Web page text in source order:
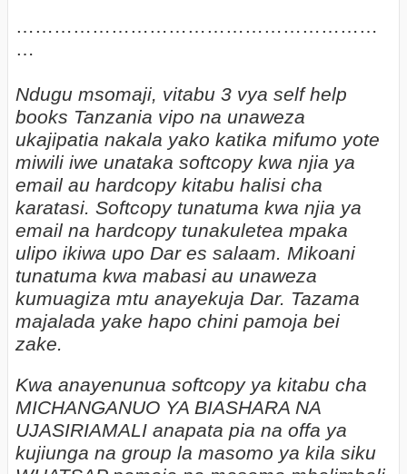
…………………………………………………
…
Ndugu msomaji, vitabu 3 vya self help
books Tanzania vipo na unaweza
ukajipatia nakala yako katika mifumo yote
miwili iwe unataka softcopy kwa njia ya
email au hardcopy kitabu halisi cha
karatasi. Softcopy tunatuma kwa njia ya
email na hardcopy tunakuletea mpaka
ulipo ikiwa upo Dar es salaam. Mikoani
tunatuma kwa mabasi au unaweza
kumuagiza mtu anayekuja Dar. Tazama
majalada yake hapo chini pamoja bei
zake.
Kwa anayenunua softcopy ya kitabu cha
MICHANGANUO YA BIASHARA NA
UJASIRIAMALI anapata pia na offa ya
kujiunga na group la masomo ya kila siku